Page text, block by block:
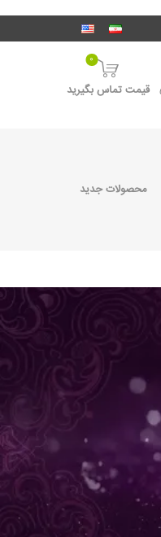
0
قیمت تماس بگیرید
محصولات جدید